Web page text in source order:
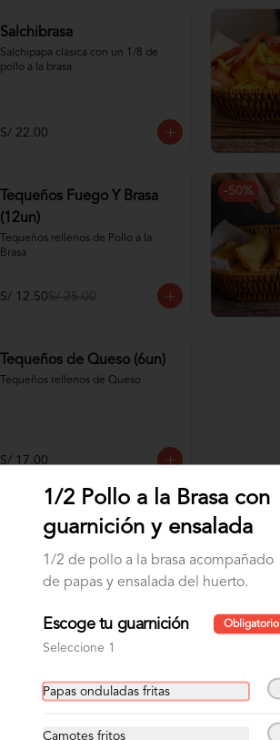
Salchibrasa
Salchipapa clásica con un 1/8 de
pollo a la brasa
S/ 22.00
Tequeños Fuego Y Brasa
(12un)
Tequeños rellenos de Pollo a la
Brasa
S/ 12.50S/ 25.00
-50%
Tequeños de Queso (6un)
Tequeños rellenos de Queso
S/ 17.00
Ensalada Romana
fresco, palta, tocino y huevo
sancochado
S/ 27.00
1/2 Pollo a la Brasa con
guarnición y ensalada
1/2 de pollo a la brasa acompañado
de papas y ensalada del huerto.
Escoge tu guarnición Obligatorio
Seleccione 1
Papas onduladas fritas
Camotes fritos